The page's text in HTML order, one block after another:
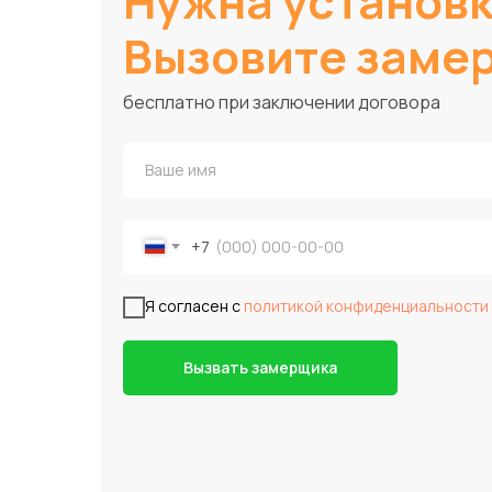
Вызовите
+7
Я согласен с политикой конфиденциальности
Вызвать замерщика
бесплатно при заключении договора